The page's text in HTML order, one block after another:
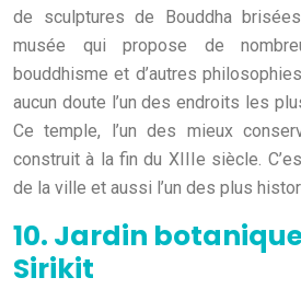
de sculptures de Bouddha
musée qui propose de
bouddhisme et d’autres
aucun doute l’un des endroits les
Ce temple, l’un des mieux
construit à la fin du XIIIe siècle.
de la ville et aussi l’un des plus
10. Jardin
Sirikit